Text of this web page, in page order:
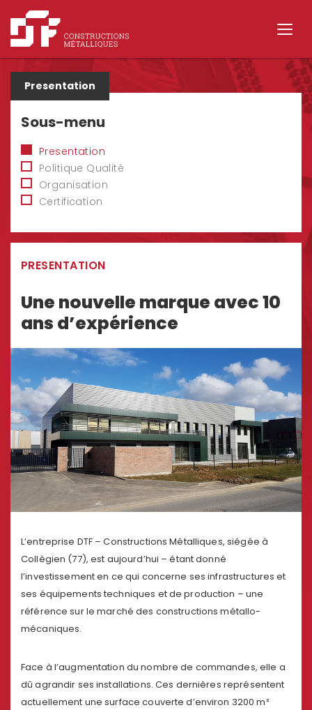
Sous-menu
Presentation
Politique Qualité
Organisation
Certification
PRESENTATION
Une nouvelle marque avec 10
ans d’expérience
L’entreprise DTF – Constructions Métalliques, siégée à
Collègien (77), est aujourd’hui – étant donné
l’investissement en ce qui concerne ses infrastructures et
ses équipements techniques et de production – une
référence sur le marché des constructions métallo-
mécaniques.
Face à l’augmentation du nombre de commandes, elle a
dû agrandir ses installations. Ces dernières représentent
actuellement une surface couverte d’environ 3200 m²